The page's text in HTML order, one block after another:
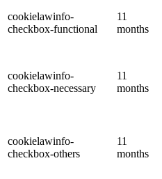
cookielawinfo-
checkbox-functional
11
months
cookielawinfo-
checkbox-necessary
11
months
cookielawinfo-
checkbox-others
11
months